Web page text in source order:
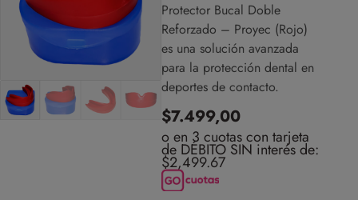
Protector Bucal Doble
Reforzado – Proyec (Rojo)
es una solución avanzada
para la protección dental en
deportes de contacto.
$7.499,00
o en 3 cuotas con tarjeta
de DÉBITO SIN interés de:
$2,499.67